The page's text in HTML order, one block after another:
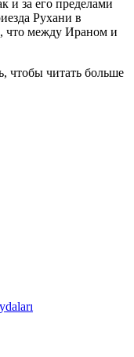
и за его пределами
Рухани в
что между Ираном и
чтобы читать больше